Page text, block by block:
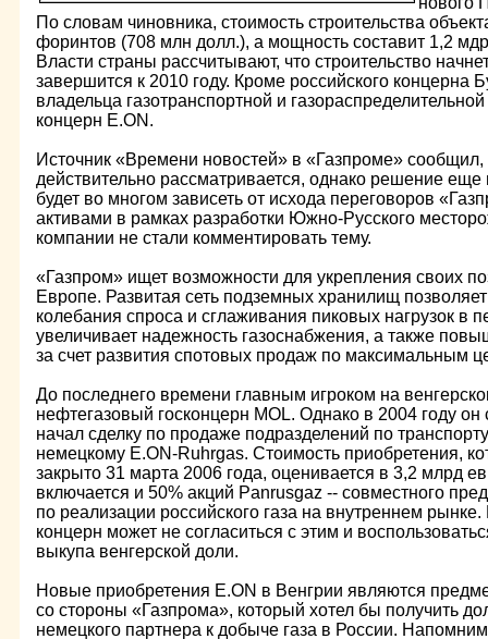
По словам чиновника, стоимость строительства
форинтов (708 млн долл.), а мощность составит 1,2
Власти страны рассчитывают, что строительство
завершится к 2010 году. Кроме российского концерна
владельца газотранспортной и
концерн E.ON.
Источник «Времени новостей» в «Газпроме» сообщил,
действительно рассматривается, однако решение еще
будет во многом зависеть от исхода переговоров
активами в рамках разработки Южно-Русского
компании не стали комментировать тему.
«Газпром» ищет возможности для укрепления своих
Европе. Развитая сеть подземных хранилищ
колебания спроса и сглаживания пиковых нагрузок в
увеличивает надежность газоснабжения, а также
за счет развития спотовых продаж по максимальным
До последнего времени главным игроком на
нефтегазовый госконцерн MOL. Однако в 2004 году
начал сделку по продаже подразделений по
немецкому E.ON-Ruhrgas. Стоимость приобретения,
закрыто 31 марта 2006 года, оценивается в 3,2 млрд
включается и 50% акций Panrusgaz -- совместного
по реализации российского газа на внутреннем
концерн может не согласиться с этим и
выкупа венгерской доли.
Новые приобретения E.ON в Венгрии являются
со стороны «Газпрома», который хотел бы получить
немецкого партнера к добыче газа в России.